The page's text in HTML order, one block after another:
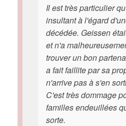
Il est très particulier
insultant à l'égard
décédée. Geissen
et n'a
trouver un bon
a fait faillite par sa
n'arrive pas à s'en
C'est très dommage
familles endeuillées
sorte.